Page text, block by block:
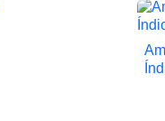
rápida